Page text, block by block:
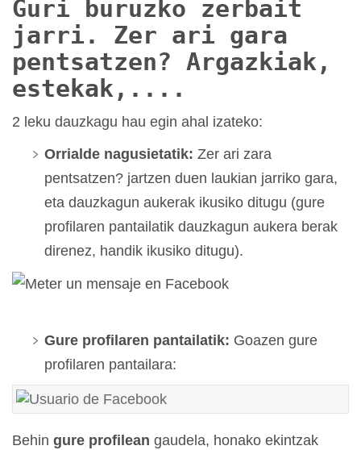
Guri buruzko zerbait
jarri. Zer ari gara
pentsatzen? Argazkiak,
estekak,....
2 leku dauzkagu hau egin ahal izateko:
Orrialde nagusietatik: Zer ari zara
pentsatzen? jartzen duen laukian jarriko gara,
eta dauzkagun aukerak ikusiko ditugu (gure
profilaren pantailatik dauzkagun aukera berak
direnez, handik ikusiko ditugu).
Gure profilaren pantailatik: Goazen gure
profilaren pantailara:
Behin gure profilean gaudela, honako ekintzak